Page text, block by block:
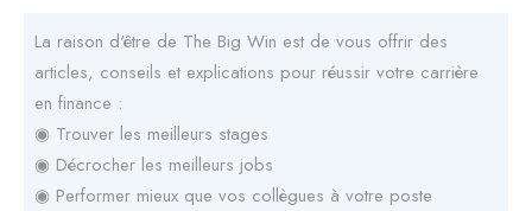
La raison d'être de The Big Win est de vous offrir des
articles, conseils et explications pour réussir votre carrière
en finance :
◉ Trouver les meilleurs stages
◉ Décrocher les meilleurs jobs
◉ Performer mieux que vos collègues à votre poste